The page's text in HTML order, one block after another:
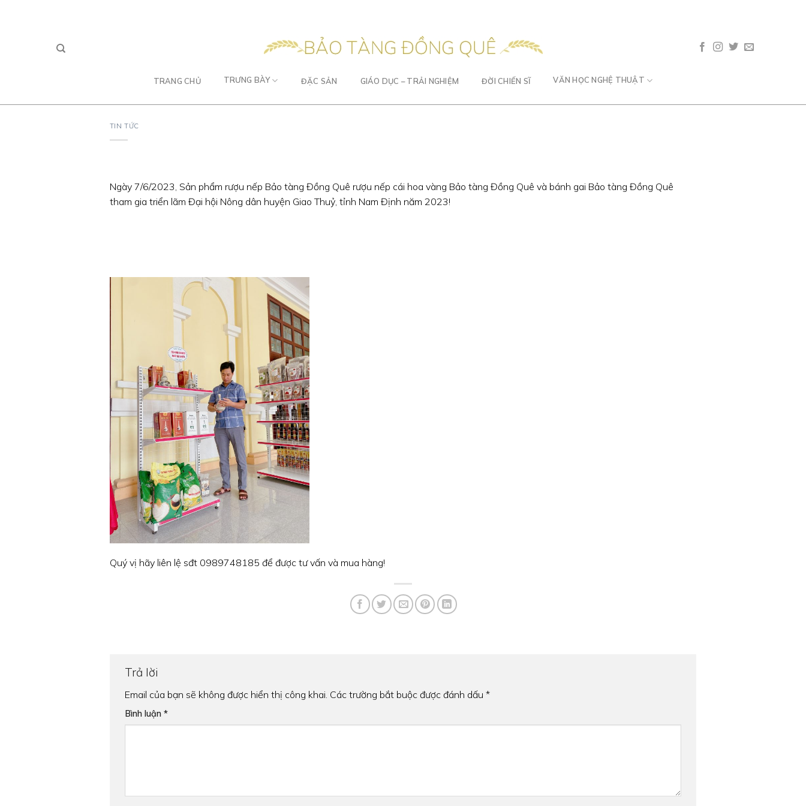
TRANG CHỦ TRƯNG BÀY ĐẶC SẢN GIÁO DỤC – TRẢI NGHIỆM ĐỜI CHIẾN SĨ VĂN HỌC NGHỆ THUẬT
TIN TỨC
Ngày 7/6/2023, Sản phẩm rượu nếp Bảo tàng Đồng Quê rượu nếp cái hoa vàng Bảo tàng Đồng Quê và bánh gai Bảo tàng Đồng Quê
tham gia triển lãm Đại hội Nông dân huyện Giao Thuỷ, tỉnh Nam Định năm 2023!
Quý vị hãy liên lệ sđt 0989748185 để được tư vấn và mua hàng!
Trả lời
Email của bạn sẽ không được hiển thị công khai. Các trường bắt buộc được đánh dấu *
Bình luận *